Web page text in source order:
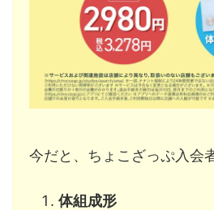
今だと、ちょこざっぷ入会
体組成形